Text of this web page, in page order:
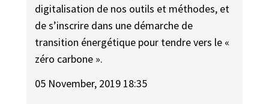
digitalisation de nos outils et méthodes, et
de s’inscrire dans une démarche de
transition énergétique pour tendre vers le «
zéro carbone ».
05 November, 2019 18:35